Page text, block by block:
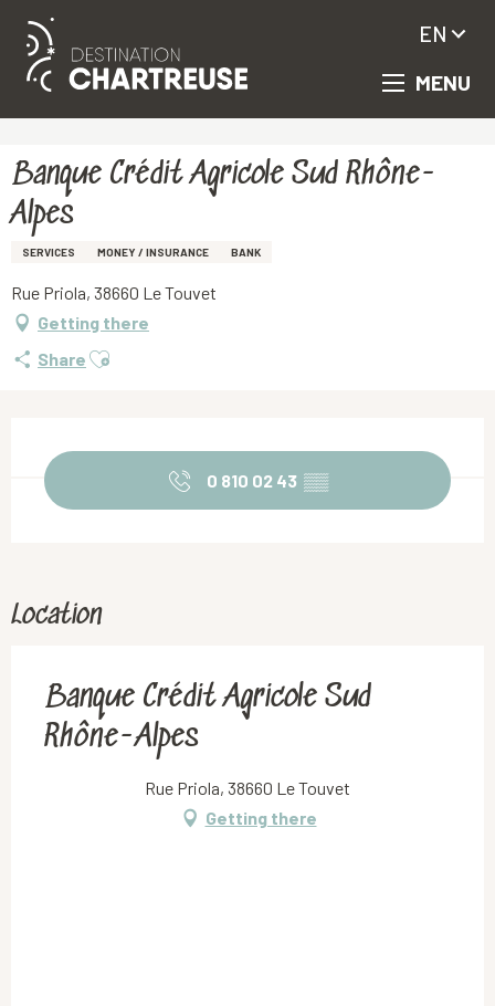
Aller
principal
MENU
EN
Banque Crédit Agricole Sud Rhône-
Alpes
SERVICES MONEY / INSURANCE BANK
Rue Priola, 38660 Le Touvet
Getting there
Share Ajouter aux favoris
0 810 02 43 ▒▒
Location
Banque Crédit Agricole Sud
Rhône-Alpes
Rue Priola, 38660 Le Touvet
Getting there